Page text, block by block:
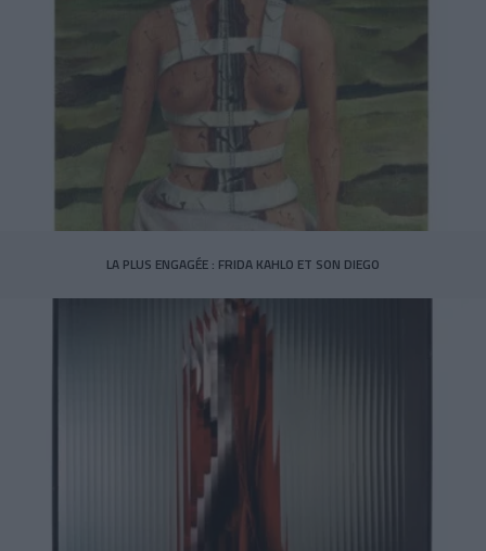
LA PLUS ENGAGÉE : FRIDA KAHLO ET SON DIEGO